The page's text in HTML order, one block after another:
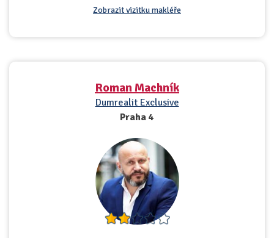
Zobrazit vizitku makléře
Roman Machník
Dumrealit Exclusive
Praha 4